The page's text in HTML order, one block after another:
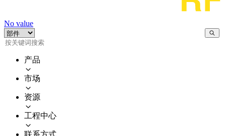
No value
产品
市场
资源
工程中心
联系方式